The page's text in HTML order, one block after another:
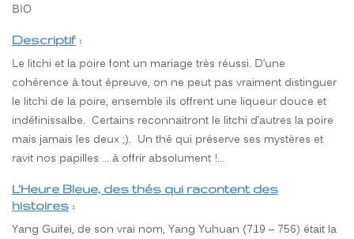
BIO
Descriptif:
Le litchi et la poire font un mariage très réussi. D’une
cohérence à tout épreuve, on ne peut pas vraiment distinguer
le litchi de la poire, ensemble ils offrent une liqueur douce et
indéfinissalbe. Certains reconnaitront le litchi d’autres la poire
mais jamais les deux ;). Un thé qui préserve ses mystères et
ravit nos papilles … à offrir absolument !…
L'Heure Bleue, des thés qui racontent des
histoires :
Yang Guifei, de son vrai nom, Yang Yuhuan (719 – 756) était la